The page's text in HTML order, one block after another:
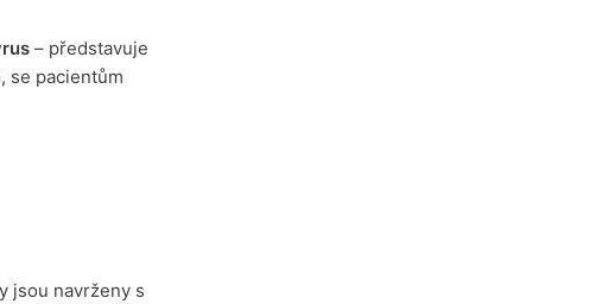
– představuje
, se pacientům
jsou navrženy s